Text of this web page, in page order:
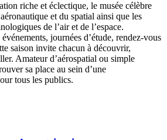
riche et éclectique, le musée célèbre
et du spatial ainsi que les
de l’air et de l’espace.
journées d’étude, rendez-vous
saison invite chacun à découvrir,
Amateur d’aérospatial ou simple
sa place au sein d’une
tous les publics.